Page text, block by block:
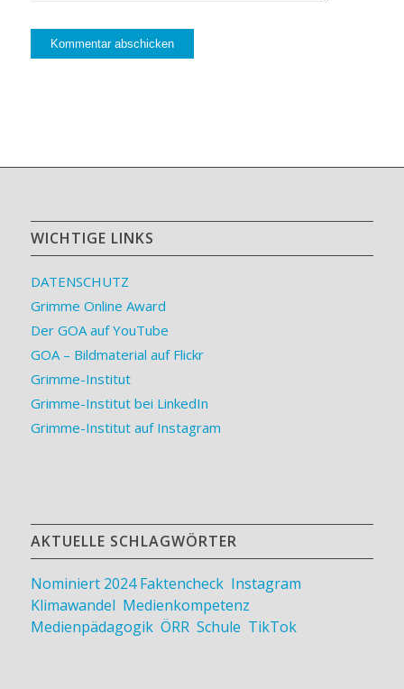
WICHTIGE LINKS
DATENSCHUTZ
Grimme Online Award
Der GOA auf YouTube
GOA – Bildmaterial auf Flickr
Grimme-Institut
Grimme-Institut bei LinkedIn
Grimme-Institut auf Instagram
AKTUELLE SCHLAGWÖRTER
Nominiert 2024 Faktencheck, Instagram
Klimawandel Medienkompetenz
Medienpädagogik, ÖRR, Schule TikTok